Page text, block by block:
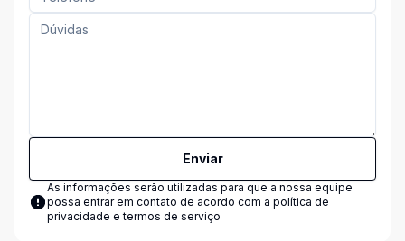
Enviar
As informações serão utilizadas para que a nossa equipe
possa entrar em contato de acordo com a política de
privacidade e termos de serviço